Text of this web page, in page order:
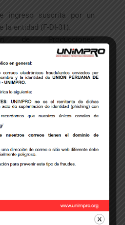
ingreso suscrita por un
la entidad (F-DI-01).
para Asociados y
(F-DI-02).
debe adjuntar a la
ingreso (F-DI-01) y
jurada (F-DI-
documentos:
de titular originario o
exclusivo de
constituidos bajo